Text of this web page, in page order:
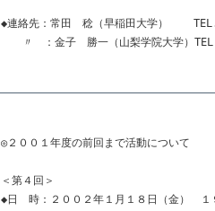
◆連絡先：常田　稔（早稲田大学）
〃　：金子　勝一（山梨学院大学）
◎２００１年度の前回まで活動について
＜第４回＞
◆日　時：２００２年１月１８日（金）　１